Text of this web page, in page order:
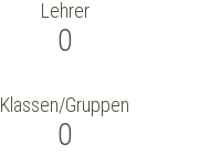
Lehrer
0
Klassen/Gruppen
0